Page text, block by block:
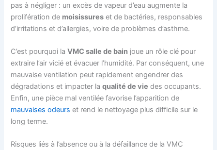
pas à négliger : un excès de vapeur d’eau augmente la
prolifération de moisissures et de bactéries, responsables
d’irritations et d’allergies, voire de problèmes d’asthme.
C’est pourquoi laVMC salle de bain joue un rôle clé pour
extraire l’air vicié et évacuer l’humidité. Par conséquent, une
mauvaise ventilation peut rapidement engendrer des
dégradations et impacter laqualité de vie des occupants.
Enfin, une pièce mal ventilée favorise l’apparition de
mauvaises odeurs et rend le nettoyage plus difficile sur le
long terme.
Risques liés à l’absence ou à la défaillance de la VMC